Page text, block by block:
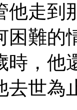
他走到
困難的
時，他
去世為